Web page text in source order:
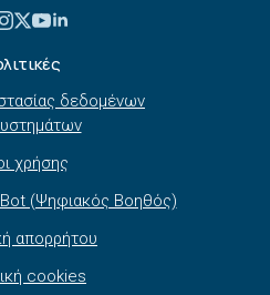
δεδομένων
χρήσης
(Ψηφιακός Βοηθός)
απορρήτου
cookies